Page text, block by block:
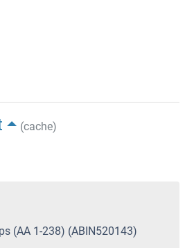
(cache)
(AA 1-238) (ABIN520143)